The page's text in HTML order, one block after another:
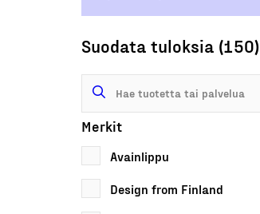
Suodata tuloksia (150)
Merkit
Avainlippu
Design from Finland